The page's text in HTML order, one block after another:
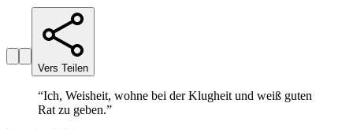
Vers Teilen
“Ich, Weisheit, wohne bei der Klugheit und weiß guten
Rat zu geben.”